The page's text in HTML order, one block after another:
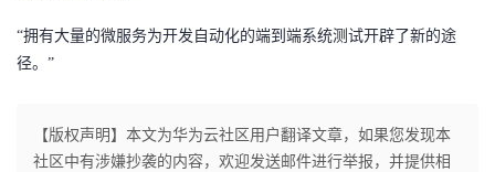
注
开
者
的
我
支
“拥有大量的微服务为开发自动化的端到端系统测试开辟了新的途
径。”
【版权声明】本文为华为云社区用户翻译文章，如果您发现本
社区中有涉嫌抄袭的内容，欢迎发送邮件进行举报，并提供相